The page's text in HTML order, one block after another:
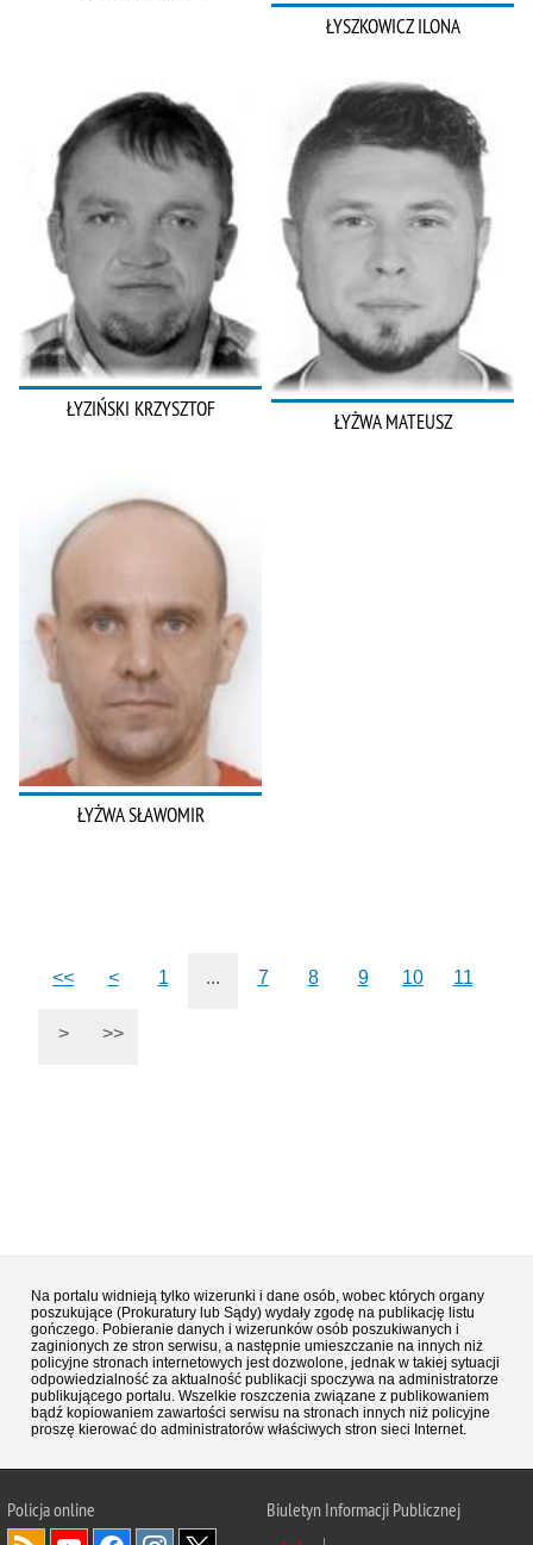
ŁYSZKOWICZ ILONA
ŁYZIŃSKI KRZYSZTOF ŁYŻWA MATEUSZ
ŁYŻWA SŁAWOMIR
<< < 1 ... 7 8 9 10 11
> >>
Na portalu widnieją tylko wizerunki i dane osób, wobec których organy
poszukujące (Prokuratury lub Sądy) wydały zgodę na publikację listu
gończego. Pobieranie danych i wizerunków osób poszukiwanych i
zaginionych ze stron serwisu, a następnie umieszczanie na innych niż
policyjne stronach internetowych jest dozwolone, jednak w takiej sytuacji
odpowiedzialność za aktualność publikacji spoczywa na administratorze
publikującego portalu. Wszelkie roszczenia związane z publikowaniem
bądź kopiowaniem zawartości serwisu na stronach innych niż policyjne
proszę kierować do administratorów właściwych stron sieci Internet.
Policjaonline
Biuletyn Informacji Publicznej